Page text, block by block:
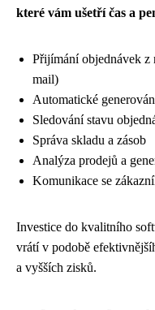
které vám ušetří čas a
Přijímání objednávek z
mail)
Automatické
Sledování stavu
Správa skladu a zásob
Analýza prodejů a
Komunikace se
Investice do kvalitního
vrátí v podobě
a vyšších zisků.